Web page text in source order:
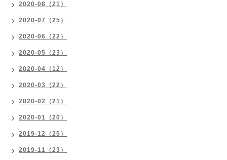
2020-08（21）
2020-07（25）
2020-06（22）
2020-05（23）
2020-04（12）
2020-03（22）
2020-02（21）
2020-01（20）
2019-12（25）
2019-11（23）